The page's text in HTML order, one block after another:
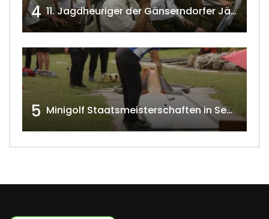
4 11. Jagdheuriger der Gänserndorfer Jäger 2020 w4tv166
5 Minigolf Staatsmeisterschaften in Seefeld-Kadolz w4tv174